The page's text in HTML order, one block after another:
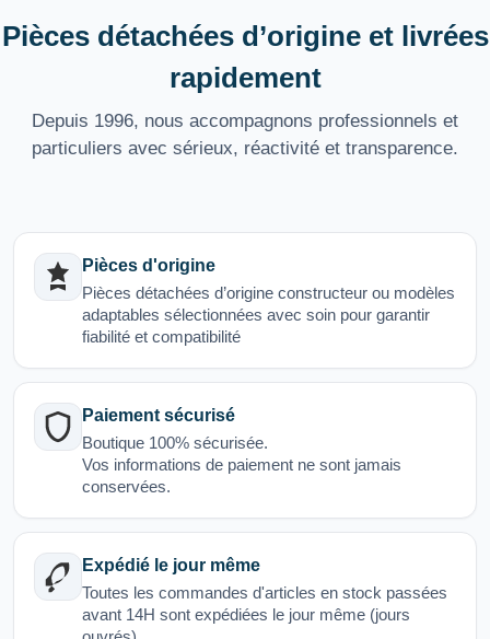
Pièces détachées d’origine et livrées
rapidement
Depuis 1996, nous accompagnons professionnels et
particuliers avec sérieux, réactivité et transparence.
Pièces d'origine
Pièces détachées d’origine constructeur ou modèles
adaptables sélectionnées avec soin pour garantir
fiabilité et compatibilité
Paiement sécurisé
Boutique 100% sécurisée.
Vos informations de paiement ne sont jamais
conservées.
Expédié le jour même
Toutes les commandes d'articles en stock passées
avant 14H sont expédiées le jour même (jours